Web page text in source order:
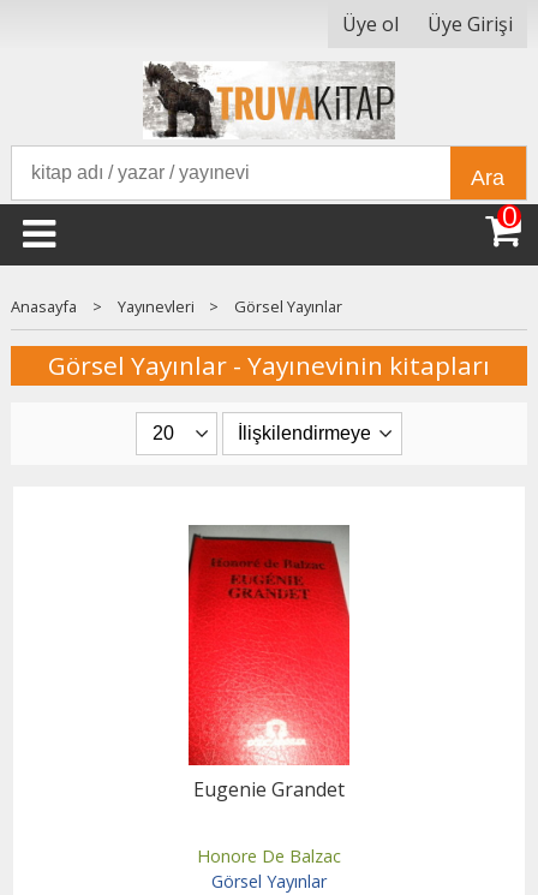
Üye ol Üye Girişi
Ara
0
Anasayfa > Yayınevleri > Görsel Yayınlar
Görsel Yayınlar - Yayınevinin kitapları
Eugenie Grandet
Honore De Balzac
Görsel Yayınlar